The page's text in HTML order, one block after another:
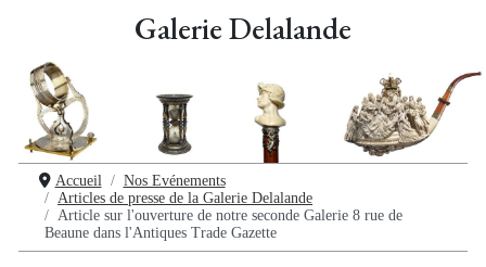
Galerie Delalande
Accueil
Nos Evénements
Articles de presse de la Galerie Delalande
Article sur l'ouverture de notre seconde Galerie 8 rue de
Beaune dans l'Antiques Trade Gazette